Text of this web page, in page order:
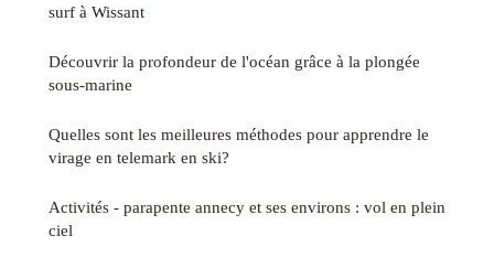
surf à Wissant
Découvrir la profondeur de l'océan grâce à la plongée
sous-marine
Quelles sont les meilleures méthodes pour apprendre le
virage en telemark en ski?
Activités - parapente annecy et ses environs : vol en plein
ciel